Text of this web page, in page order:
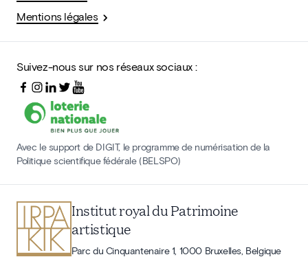
Mentions légales
Suivez-nous sur nos réseaux sociaux :
Avec le support de DIGIT, le programme de numérisation de la
Politique scientifique fédérale (BELSPO)
Institut royal du Patrimoine
artistique
Parc du Cinquantenaire 1, 1000 Bruxelles, Belgique